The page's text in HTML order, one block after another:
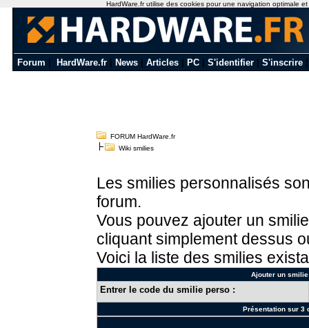
Forum HardWare.fr News Articles PC S'identifier S'inscrire
FORUM HardWare.fr
Wiki smilies
Les smilies personnalisés
forum.
Vous pouvez ajouter un
cliquant simplement dessus
Voici la liste des smilies
Ajouter un
Entrer le code du smilie perso :
Présentation sur 3
HardWare.fr utilise des cookies pour une navigation optimale